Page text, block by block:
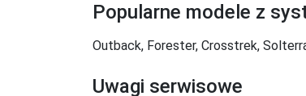
Popularne modele z
Outback, Forester, Crosstrek,
Uwagi serwisowe